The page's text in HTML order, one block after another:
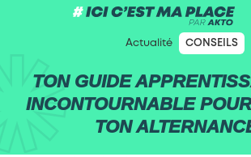
Actualité CONSEILS
TON GUIDE
INCONTOURNABLE
TON